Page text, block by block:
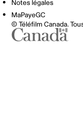
Notes légales
MaPayeGC
© Téléfilm Canada.